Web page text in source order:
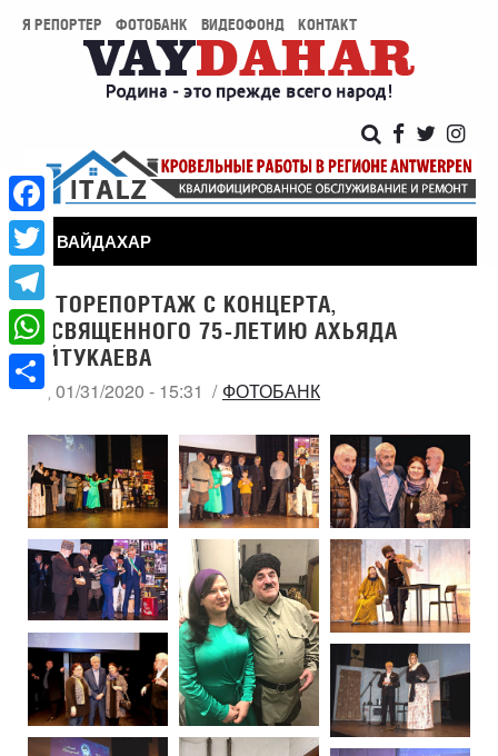
Я РЕПОРТЕР ФОТОБАНК ВИДЕОФОНД КОНТАКТ
ВАЙДАХАР
ФОТОРЕПОРТАЖ С КОНЦЕРТА,
ПОСВЯЩЕННОГО 75-ЛЕТИЮ АХЬЯДА
ГАЙТУКАЕВА
ПТ, 01/31/2020 - 15:31 ФОТОБАНК
Facebook
Twitter
Telegram
WhatsApp
Share